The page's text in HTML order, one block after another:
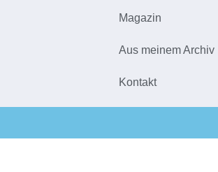
Magazin
Aus meinem Archiv
Kontakt